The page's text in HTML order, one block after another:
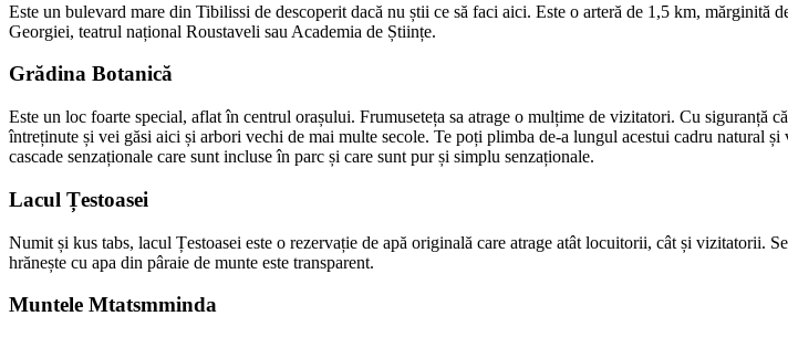
Este un bulevard mare din Tibilissi de descoperit dacă nu știi ce să faci aici. Este o arteră de 1,5 km,
Georgiei, teatrul național Roustaveli sau Academia de Științe.
Grădina Botanică
Este un loc foarte special, aflat în centrul orașului. Frumuseteța sa atrage o mulțime de vizitatori. Cu siguranță
întreținute și vei găsi aici și arbori vechi de mai multe secole. Te poți plimba de-a lungul acestui cadru
cascade senzaționale care sunt incluse în parc și care sunt pur și simplu senzaționale.
Lacul Țestoasei
Numit și kus tabs, lacul Țestoasei este o rezervație de apă originală care atrage atât locuitorii, cât și vizitatorii.
hrănește cu apa din pâraie de munte este transparent.
Muntele Mtatsmminda